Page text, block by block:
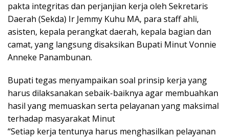
pakta integritas dan perjanjian kerja oleh Sekretaris
Daerah (Sekda) Ir Jemmy Kuhu MA, para staff ahli,
asisten, kepala perangkat daerah, kepala bagian dan
camat, yang langsung disaksikan Bupati Minut Vonnie
Anneke Panambunan.
Bupati tegas menyampaikan soal prinsip kerja yang
harus dilaksanakan sebaik-baiknya agar membuahkan
hasil yang memuaskan serta pelayanan yang maksimal
terhadap masyarakat Minut
“Setiap kerja tentunya harus menghasilkan pelayanan